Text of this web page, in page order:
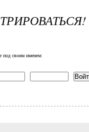
под своим именем: